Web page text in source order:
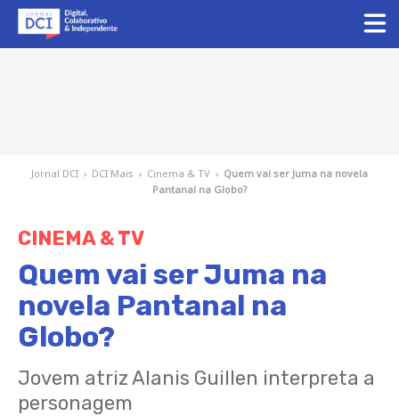
Jornal DCI › DCI Mais › Cinema & TV › Quem vai ser Juma na novela
Pantanal na Globo?
CINEMA & TV
Quem vai ser Juma na
novela Pantanal na
Globo?
Jovem atriz Alanis Guillen interpreta a
personagem